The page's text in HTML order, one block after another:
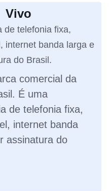
Vivo
de telefonia fixa,
internet banda larga e
do Brasil.
comercial da
É uma
de telefonia fixa,
internet banda
assinatura do